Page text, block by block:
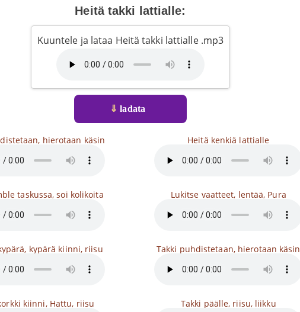
Heitä takki lattialle:
Kuuntele ja lataa Heitä takki lattialle .mp3
⇓ ladata
hierotaan käsin
taskussa, soi kolikoita
kypärä kiinni, riisu
kiinni, Hattu, riisu
Heitä kenkiä lattialle
Lukitse vaatteet, lentää, Pura
Takki puhdistetaan, hierotaan käsin
Takki päälle, riisu, liikku